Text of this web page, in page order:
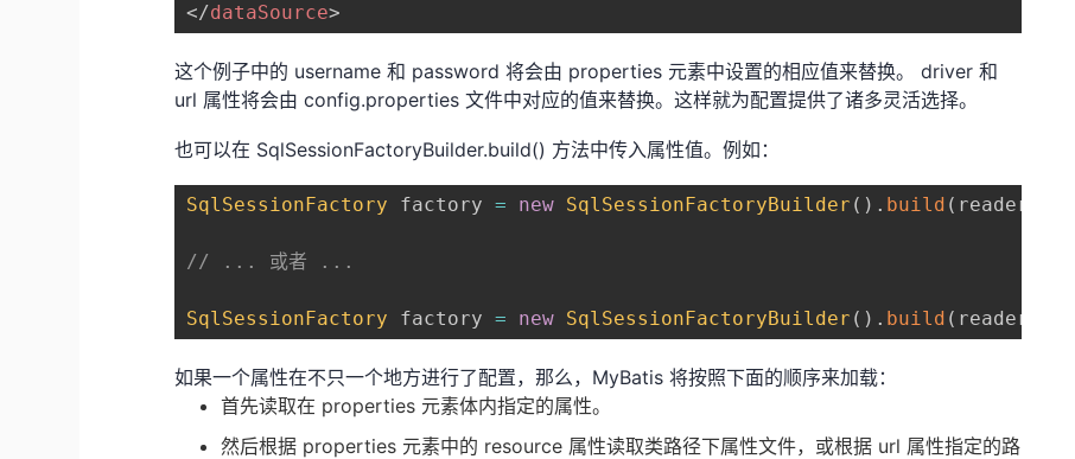
</dataSource>
这个例子中的 username 和 password 将会由 properties 元素中设置的相应值来替换。 driver 和
url 属性将会由 config.properties 文件中对应的值来替换。这样就为配置提供了诸多灵活选择。
也可以在 SqlSessionFactoryBuilder.build() 方法中传入属性值。例如：
SqlSessionFactory factory = new SqlSessionFactoryBuilder ( ) . build ( reader
// ... 或者 ...
SqlSessionFactory factory = new SqlSessionFactoryBuilder ( ) . build ( reader
如果一个属性在不只一个地方进行了配置，那么，MyBatis 将按照下面的顺序来加载：
首先读取在 properties 元素体内指定的属性。
然后根据 properties 元素中的 resource 属性读取类路径下属性文件，或根据 url 属性指定的路